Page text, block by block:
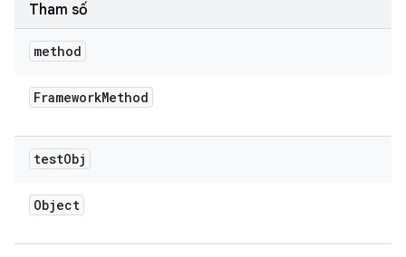
Tham số
method
FrameworkMethod
testObj
Object